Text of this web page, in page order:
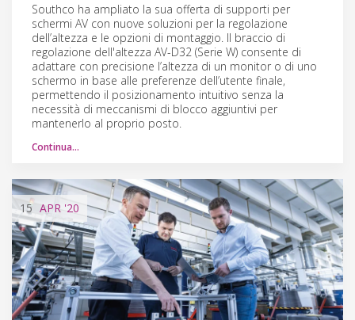
Southco ha ampliato la sua offerta di supporti per
schermi AV con nuove soluzioni per la regolazione
dell’altezza e le opzioni di montaggio. Il braccio di
regolazione dell'altezza AV-D32 (Serie W) consente di
adattare con precisione l’altezza di un monitor o di uno
schermo in base alle preferenze dell’utente finale,
permettendo il posizionamento intuitivo senza la
necessità di meccanismi di blocco aggiuntivi per
mantenerlo al proprio posto.
Continua…
15 APR '20